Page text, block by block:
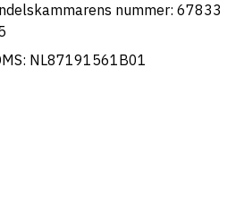
nummer: 67833
NL87191561B01